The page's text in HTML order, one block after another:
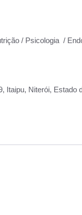
/ Psicologia /
Itaipu, Niterói, Estado